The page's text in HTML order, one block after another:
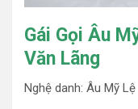
Gái Gọi Âu
Văn Lãng
Nghệ danh: Âu Mỹ Lệ